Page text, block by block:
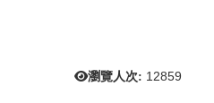
瀏覽人次: 12859